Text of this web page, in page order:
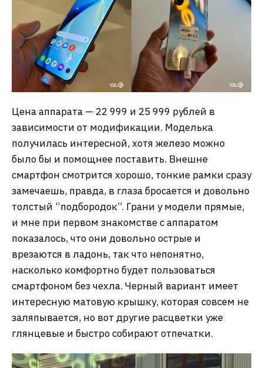
Цена аппарата — 22 999 и 25 999 рублей в
зависимости от модификации. Моделька
получилась интересной, хотя железо можно
было бы и помощнее поставить. Внешне
смартфон смотрится хорошо, тонкие рамки сразу
замечаешь, правда, в глаза бросается и довольно
толстый “подбородок”. Грани у модели прямые,
и мне при первом знакомстве с аппаратом
показалось, что они довольно острые и
врезаются в ладонь, так что непонятно,
насколько комфортно будет пользоваться
смартфоном без чехла. Черный вариант имеет
интересную матовую крышку, которая совсем не
заляпывается, но вот другие расцветки уже
глянцевые и быстро собирают отпечатки.